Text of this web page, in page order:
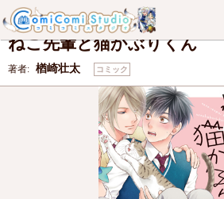
フェア 【ビーボーイコミックスフェア2026 第2弾】
ねこ先輩と猫かぶりくん
著者: 楢崎壮太 コミック